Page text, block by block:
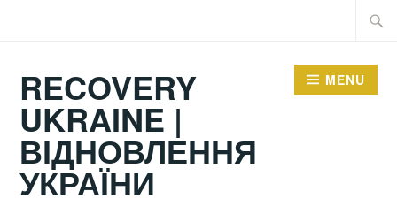
RECOVERY
UKRAINE |
ВІДНОВЛЕННЯ
УКРАЇНИ
MENU